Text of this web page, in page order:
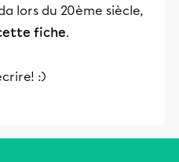
lors du 20ème siècle,
fiche.
:)